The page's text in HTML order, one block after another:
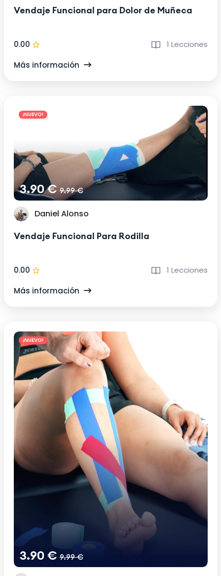
Vendaje Funcional para Dolor de Muñeca
0.00
1 Lecciones
Más información
¡NUEVO!
3.90 €9.99 €
Daniel Alonso
Vendaje Funcional Para Rodilla
0.00
1 Lecciones
Más información
¡NUEVO!
3.90 €9.99 €